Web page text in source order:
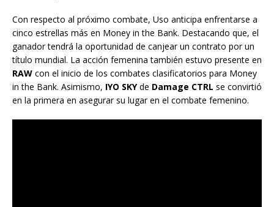
Con respecto al próximo combate, Uso anticipa enfrentarse a
cinco estrellas más en Money in the Bank. Destacando que, el
ganador tendrá la oportunidad de canjear un contrato por un
título mundial. La acción femenina también estuvo presente en
RAW con el inicio de los combates clasificatorios para Money
in the Bank. Asimismo, IYO SKYde Damage CTRL se convirtió
en la primera en asegurar su lugar en el combate femenino.